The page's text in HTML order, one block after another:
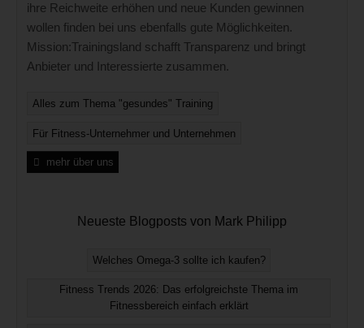
ihre Reichweite erhöhen und neue Kunden gewinnen
wollen finden bei uns ebenfalls gute Möglichkeiten.
Mission:Trainingsland schafft Transparenz und bringt
Anbieter und Interessierte zusammen.
Alles zum Thema "gesundes" Training
Für Fitness-Unternehmer und Unternehmen
mehr über uns
Neueste Blogposts von Mark Philipp
Welches Omega-3 sollte ich kaufen?
Fitness Trends 2026: Das erfolgreichste Thema im
Fitnessbereich einfach erklärt